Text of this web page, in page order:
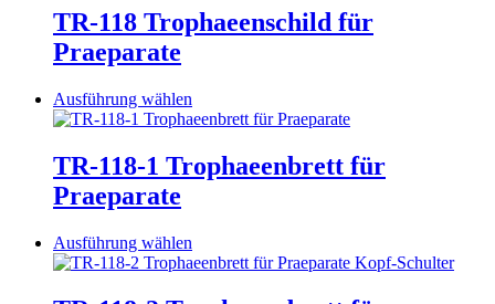
der
Produktseite
mehrere
Varianten
können
auf
Produktseite
TR-118 Trophaeenschild für
Praeparate
Ausführung wählen
Produkt
mehrere
Varianten
können
auf
TR-118-1 Trophaeenbrett für
Praeparate
Ausführung wählen
Produkt